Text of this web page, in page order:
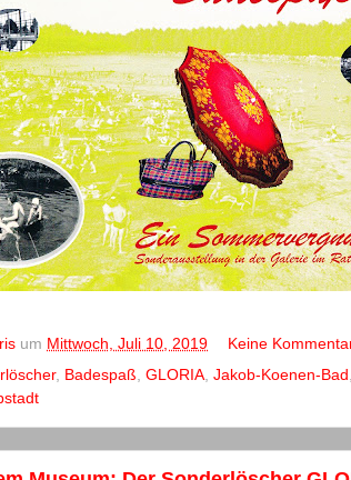
um Mittwoch, Juli 10, 2019
Keine
, Badespaß GLORIA Jakob-Koenen-Bad